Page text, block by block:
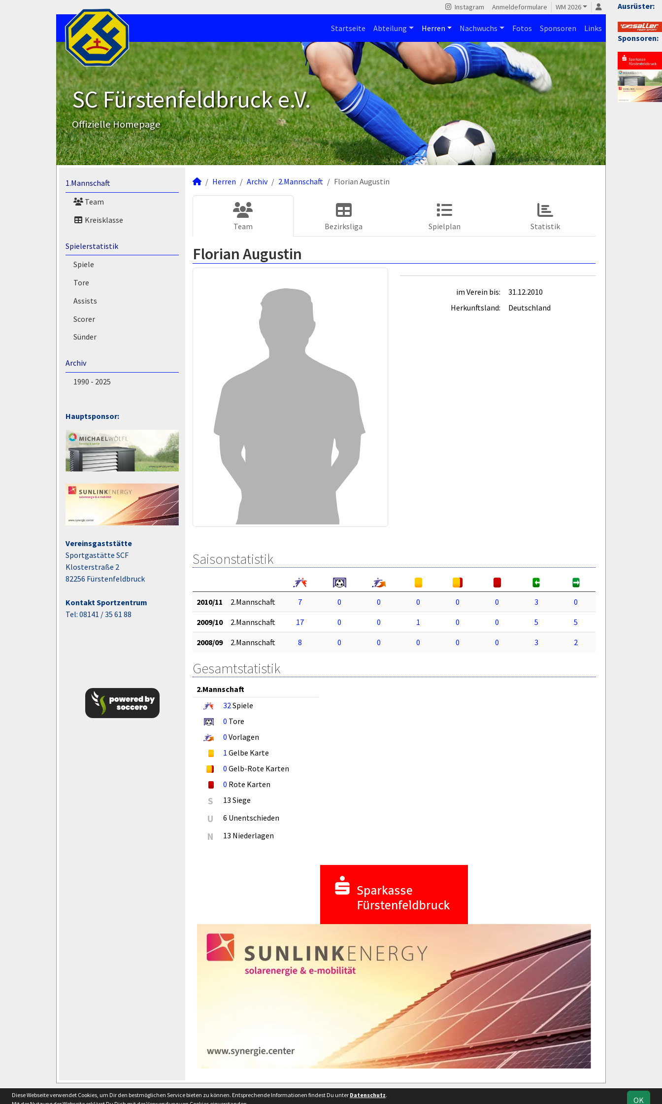
Ausrüster:
Sponsoren:
Instagram Anmeldeformulare WM 2026
Startseite Abteilung Herren Nachwuchs Fotos Sponsoren Links
SC Fürstenfeldbruck e.V.
Offizielle Homepage
1.Mannschaft
Team
Kreisklasse
Spielerstatistik
Spiele
Tore
Assists
Scorer
Sünder
Archiv
1990 - 2025
Hauptsponsor:
Vereinsgaststätte
Sportgastätte SCF
Klosterstraße 2
82256 Fürstenfeldbruck
Kontakt Sportzentrum
Tel: 08141 / 35 61 88
Herren Archiv 2.Mannschaft Florian Augustin
Team Bezirksliga Spielplan Statistik
Florian Augustin
im Verein bis:
31.12.2010
Herkunftsland:
Deutschland
Saisonstatistik
2010/11 2.Mannschaft 7 0 0 0 0 0 3 0
2009/10 2.Mannschaft 17 0 0 1 0 0 5 5
2008/09 2.Mannschaft 8 0 0 0 0 0 3 2
Gesamtstatistik
2.Mannschaft
32Spiele
0 Tore
0 Vorlagen
1 Gelbe Karte
0 Gelb-Rote Karten
0 Rote Karten
S 13 Siege
U 6 Unentschieden
N 13 Niederlagen
soccero.de
OK
Diese Webseite verwendet Cookies, um Dir den bestmöglichen Service bieten zu können. Entsprechende Informationen findest Du unter Datenschutz.